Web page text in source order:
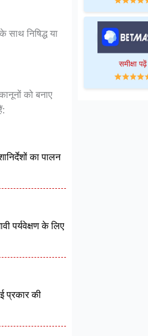
साथ निषिद्ध या
को बनाए
का पालन
पर्यवेक्षण के लिए
प्रकार की
समीक्षा पढ़ें